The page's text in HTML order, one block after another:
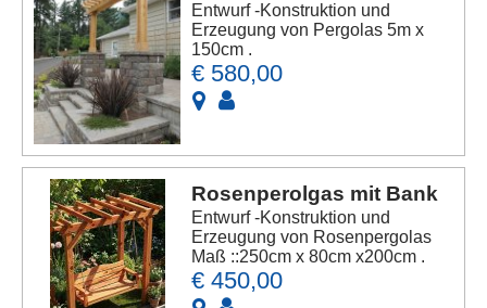
Entwurf -Konstruktion und
Erzeugung von Pergolas 5m x
150cm .
€ 580,00
Rosenperolgas mit Bank
Entwurf -Konstruktion und
Erzeugung von Rosenpergolas
Maß ::250cm x 80cm x200cm .
€ 450,00